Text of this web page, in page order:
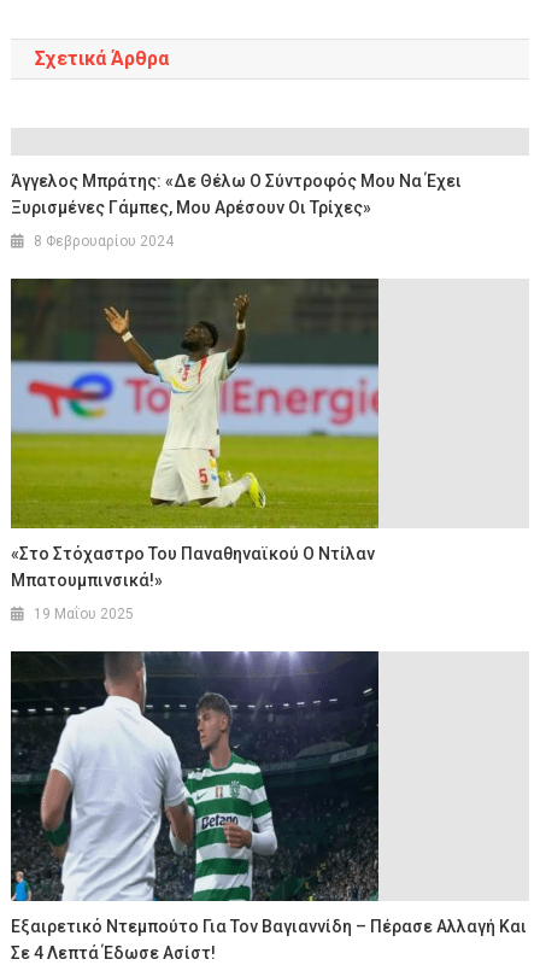
Σχετικά Άρθρα
Άγγελος Μπράτης: «Δε Θέλω Ο Σύντροφός Μου Να Έχει
Ξυρισμένες Γάμπες, Μου Αρέσουν Οι Τρίχες»
8 Φεβρουαρίου 2024
«Στο Στόχαστρο Του Παναθηναϊκού Ο Ντίλαν
Μπατουμπινσικά!»
19 Μαΐου 2025
Εξαιρετικό Ντεμπούτο Για Τον Βαγιαννίδη – Πέρασε Αλλαγή Και
Σε 4 Λεπτά Έδωσε Ασίστ!